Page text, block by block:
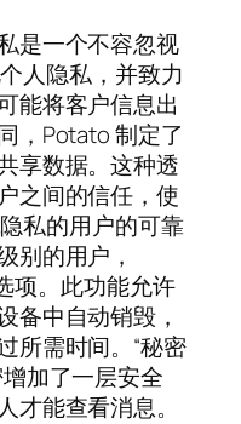
是一个不容忽视
人隐私，并致力
能将客户信息出
，Potato 制定了
享数据。这种透
之间的信任，使
私的用户的可靠
别的用户，
项。此功能允许
备中自动销毁，
所需时间。“秘密
加了一层安全
才能查看消息。